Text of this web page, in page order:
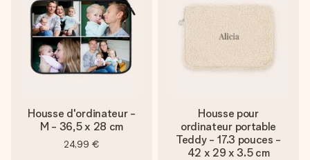
Housse d'ordinateur -
M - 36,5 x 28 cm
24,99 €
Housse pour
ordinateur portable
Teddy - 17.3 pouces -
42 x 29 x 3.5 cm